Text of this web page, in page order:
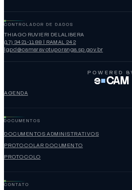
CONTROLADOR DE DADOS
THIAGO RUVIERI DELALIBERA
(17) 3421-1188 | RAMAL 242
lgpd@camaravotuporanga.sp.gov.br
POWERED
e CAM
AGENDA
DOCUMENTOS
DOCUMENTOS ADMINISTRATIVOS
PROTOCOLAR DOCUMENTO
PROTOCOLO
CONTATO